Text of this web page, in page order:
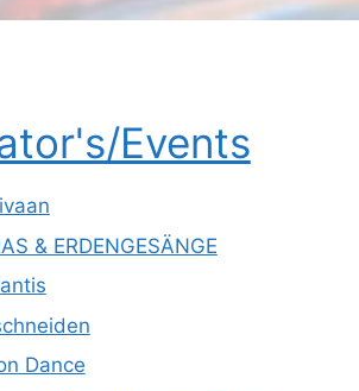
Events
& ERDENGESÄNGE
Dance